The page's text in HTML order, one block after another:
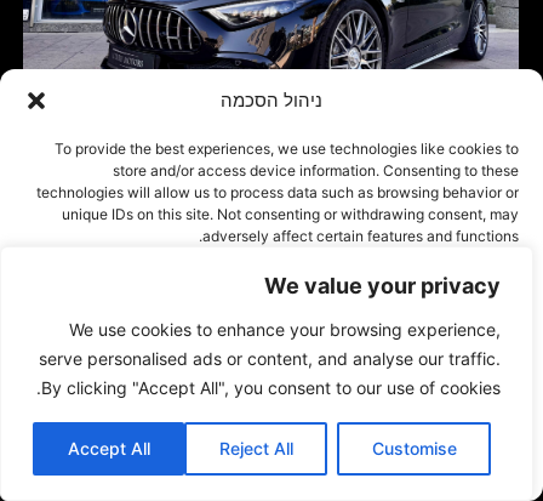
We value your privacy
We use cookies to enhance your browsing experience,
serve personalised ads or content, and analyse our traffic.
By clicking "Accept All", you consent to our use of cookies.
Customise
Reject All
Accept All
ניהול הסכמה
To provide the best experiences, we use technologies like cookies to
store and/or access device information. Consenting to these
technologies will allow us to process data such as browsing behavior or
unique IDs on this site. Not consenting or withdrawing consent, may
adversely affect certain features and functions.
דחייה
Cookie Policy